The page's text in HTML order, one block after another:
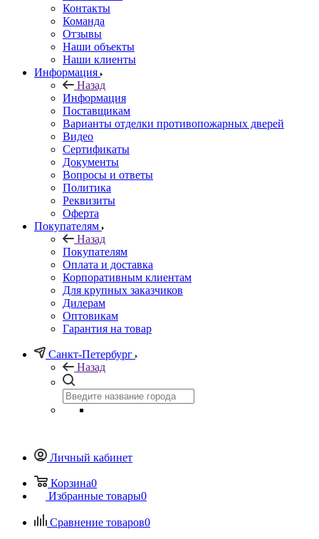
Контакты
Команда
Отзывы
Наши объекты
Наши клиенты
Информация
Назад
Информация
Поставщикам
Варианты отделки противопожарных дверей
Видео
Сертификаты
Документы
Вопросы и ответы
Политика
Реквизиты
Оферта
Покупателям
Назад
Покупателям
Оплата и доставка
Корпоративным клиентам
Для крупных заказчиков
Дилерам
Оптовикам
Гарантия на товар
Санкт-Петербург
Назад
Личный кабинет
Корзина0
Избранные товары0
Сравнение товаров0